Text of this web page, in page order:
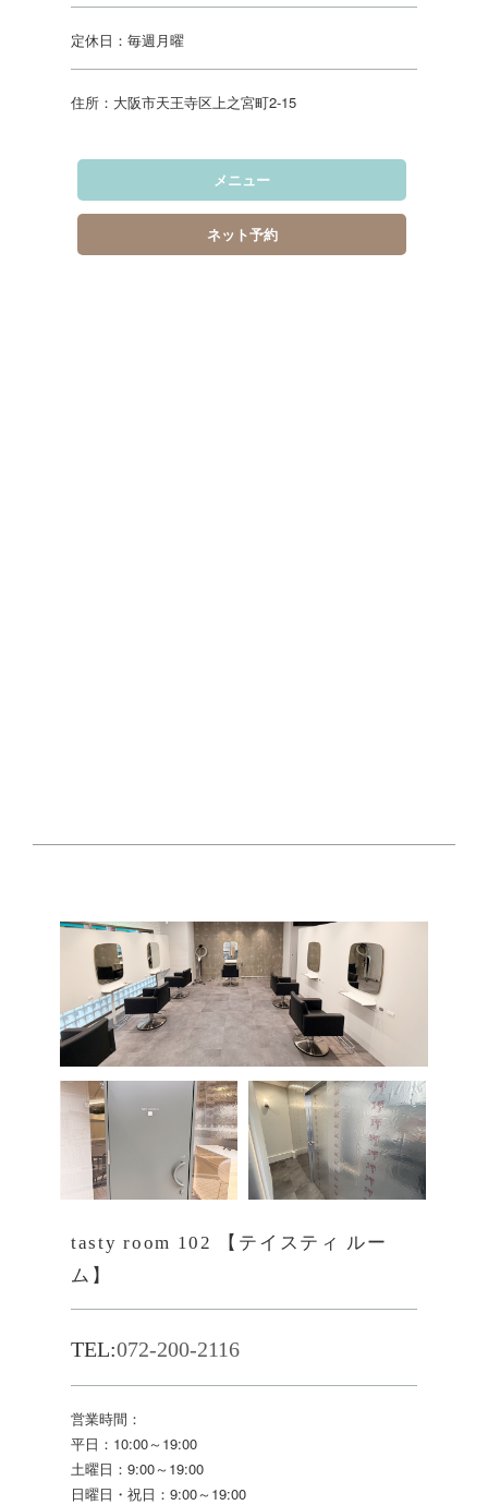
定休日：毎週月曜
住所：大阪市天王寺区上之宮町2-15
メニュー
ネット予約
tasty room 102 【テイスティ ルー
ム】
TEL:072-200-2116
営業時間：
平日：10:00～19:00
土曜日：9:00～19:00
日曜日・祝日：9:00～19:00